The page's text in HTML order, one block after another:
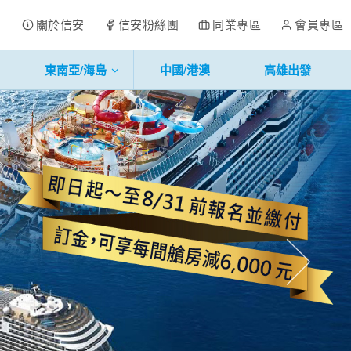
關於信安 信安粉絲團 同業專區 會員專區
東南亞/海島 中國/港澳 高雄出發
往後